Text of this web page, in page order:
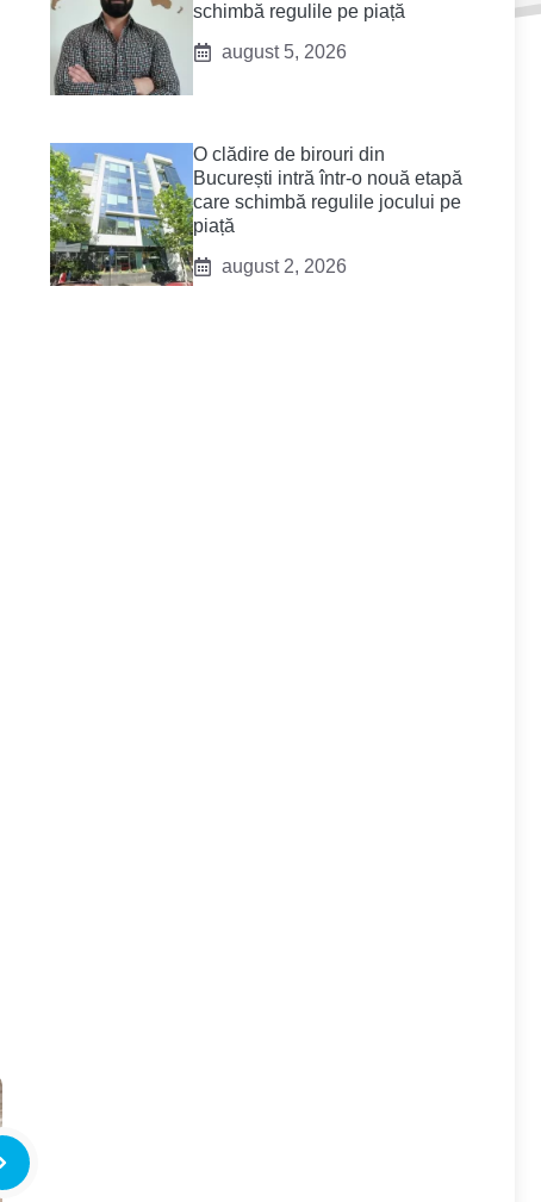
schimbă regulile pe piață
august 5, 2026
O clădire de birouri din
București intră într-o nouă etapă
care schimbă regulile jocului pe
piață
august 2, 2026